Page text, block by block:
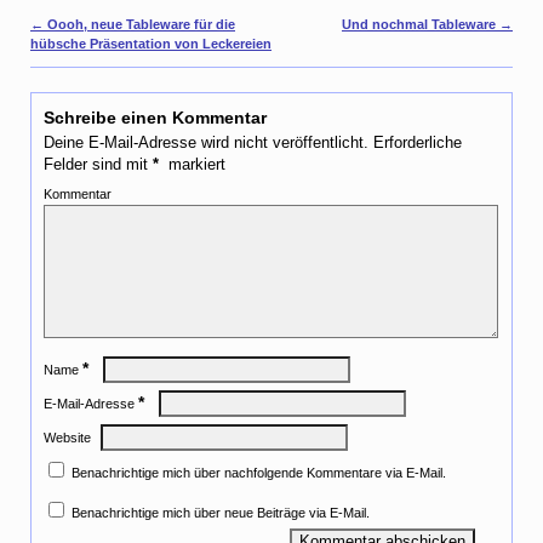
e
r
e
s
t
Artikelnavigation
← Oooh, neue Tableware für die
hübsche Präsentation von Leckereien
Und nochmal Tableware →
Schreibe einen Kommentar
Deine E-Mail-Adresse wird nicht veröffentlicht. Erforderliche
Felder sind mit * markiert
Kommentar
Name *
E-Mail-Adresse *
Website
Benachrichtige mich über nachfolgende Kommentare via E-Mail.
Benachrichtige mich über neue Beiträge via E-Mail.